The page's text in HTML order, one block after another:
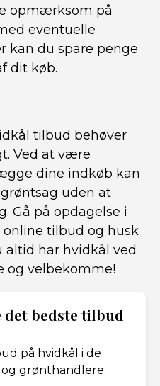
opmærksom på
eventuelle
kan du spare penge
dit køb.
tilbud behøver
Ved at være
dine indkøb kan
uden at
Gå på opdagelse i
tilbud og husk
altid har hvidkål ved
og velbekomme!
bedste tilbud
på hvidkål i de
grønthandlere.